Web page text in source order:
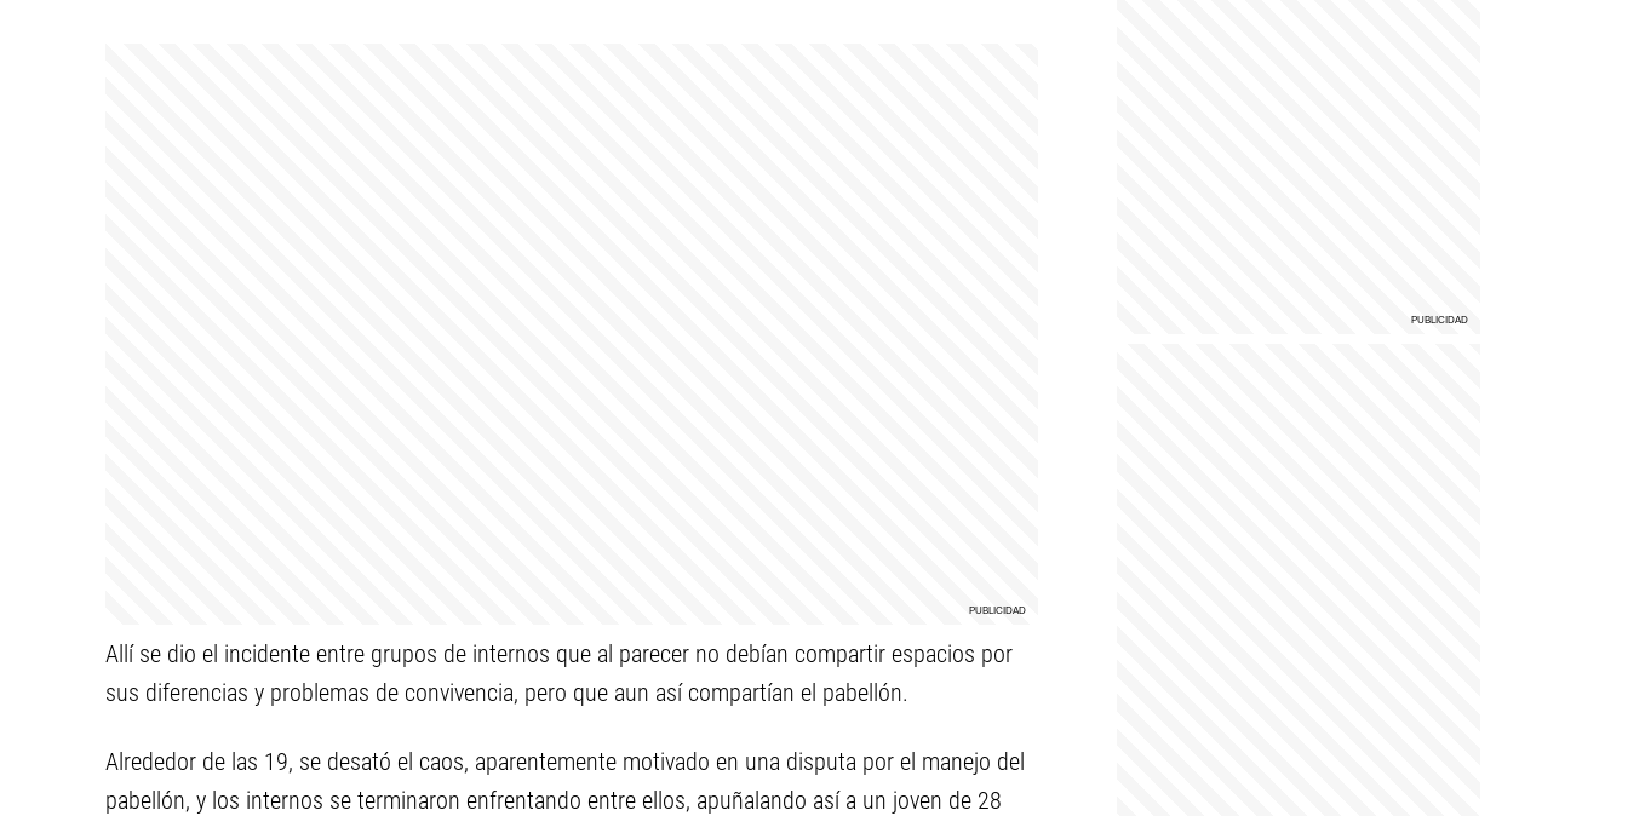
Allí se dio el incidente entre grupos de internos que al parecer no debían compartir espacios por
sus diferencias y problemas de convivencia, pero que aun así compartían el pabellón.
Alrededor de las 19, se desató el caos, aparentemente motivado en una disputa por el manejo del
pabellón, y los internos se terminaron enfrentando entre ellos, apuñalando así a un joven de 28